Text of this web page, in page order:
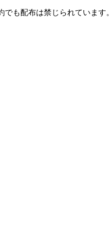
も配布は禁じられています。